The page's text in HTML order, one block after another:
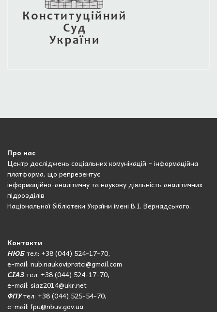
Про нас
Центр досліджень соціальних комунікацій – інформаційна
платформа, що репрезентує
інформаційно-аналітичну та наукову діяльність аналітичних
підрозділів
Національної бібліотеки України імені В.І. Вернадського.
Контакти
НЮБтел: +38 (044) 524-17-70,
e-mail: nub.naukovipratci@gmail.com
СІАЗтел: +38 (044) 524-17-70,
e-mail: siaz2014@ukr.net
ФПУтел: +38 (044) 525-54-70,
e-mail: fpu@nbuv.gov.ua